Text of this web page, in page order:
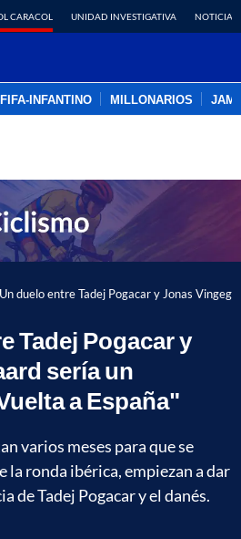
CARACOL UNIDAD INVESTIGATIVA NOTICIAS
FIFA-INFANTINO MILLONARIOS
duelo entre Tadej Pogacar y Jonas
Tadej Pogacar y
sería un
a España"
varios meses para que se
la ronda ibérica, empiezan a dar
de Tadej Pogacar y el danés.